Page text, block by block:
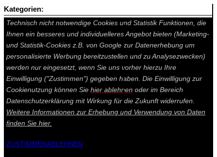
Auf dieser Seite werden technisch notwendige Cookies gesetzt.
Technisch nicht notwendige Cookies und Statistik Funktionen, die
Ihnen ein besseres und individuelleres Angebot bieten (Marketing-
und Statistik-Cookies z.B. von Google zur Datenerhebung um
personalisierte Werbung bereitzustellen und zu Analysezwecken)
werden nur eingesetzt, wenn Sie uns vorher hierzu Ihre
Einwilligung ("Zustimmen") gegeben haben. Die Einwilligung zur
Cookienutzung können Sie hier ablehnen oder im Bereich
Datenschutzerklärung mit Wirkung für die Zukunft widerrufen.
Weitere Informationen zur Erhebung und Verwendung von Daten
finden Sie hier.
ZUSTIMMENABLEHNEN
Kategorien: